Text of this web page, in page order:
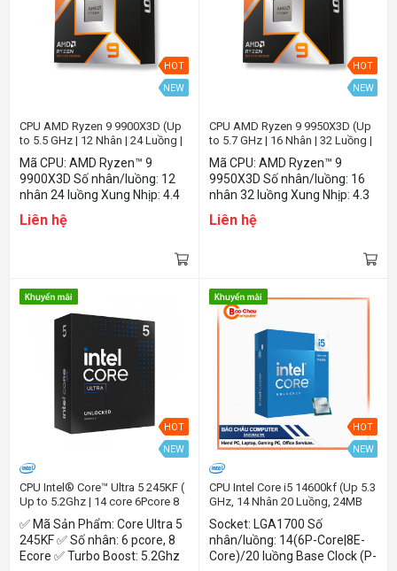
HOT
NEW
CPU AMD Ryzen 9 9900X3D (Up
to 5.5 GHz | 12 Nhân | 24 Luồng |
Socket AM5 | Cache 140MB)
Mã CPU: AMD Ryzen™ 9
9900X3D Số nhân/luồng: 12
nhân 24 luồng Xung Nhịp: 4.4
Nhân Đồ Họa: AMD Radeon™
Liên hệ
HOT
NEW
CPU AMD Ryzen 9 9950X3D (Up
to 5.7 GHz | 16 Nhân | 32 Luồng |
Socket AM5 | Cache 140MB)
Mã CPU: AMD Ryzen™ 9
9950X3D Số nhân/luồng: 16
nhân 32 luồng Xung Nhịp: 4.3
Nhân Đồ Họa: AMD Radeon™
Liên hệ
HOT
NEW
CPU Intel® Core™ Ultra 5 245KF (
Up to 5.2Ghz | 14 core 6Pcore 8
Ecore | 24 MB Cache | Arrow
Lake)
✅ Mã Sản Phẩm: Core Ultra 5
245KF ✅ Số nhân: 6 pcore, 8
Ecore ✅ Turbo Boost: 5.2Ghz
HOT
NEW
CPU Intel Core i5 14600kf (Up 5.3
GHz, 14 Nhân 20 Luồng, 24MB
Cache, Raptor Lake Refresh)
Socket: LGA1700 Số
nhân/luồng: 14(6P-Core|8E-
Core)/20 luồng Base Clock (P-